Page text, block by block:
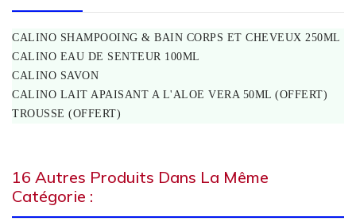
CALINO SHAMPOOING & BAIN CORPS ET CHEVEUX 250ML
CALINO EAU DE SENTEUR 100ML
CALINO SAVON
CALINO LAIT APAISANT A L'ALOE VERA 50ML (OFFERT)
TROUSSE (OFFERT)
16 Autres Produits Dans La Même
Catégorie :